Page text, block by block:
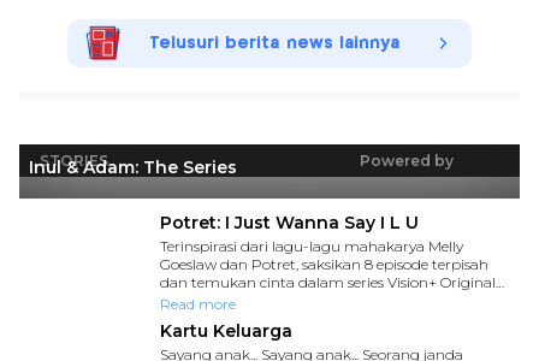
Telusuri berita news lainnya